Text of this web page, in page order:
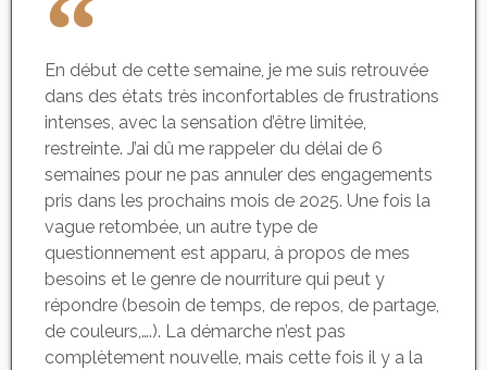
En début de cette semaine, je me suis retrouvée
dans des états très inconfortables de frustrations
intenses, avec la sensation d’être limitée,
restreinte. J’ai dû me rappeler du délai de 6
semaines pour ne pas annuler des engagements
pris dans les prochains mois de 2025. Une fois la
vague retombée, un autre type de
questionnement est apparu, à propos de mes
besoins et le genre de nourriture qui peut y
répondre (besoin de temps, de repos, de partage,
de couleurs,….). La démarche n’est pas
complètement nouvelle, mais cette fois il y a la